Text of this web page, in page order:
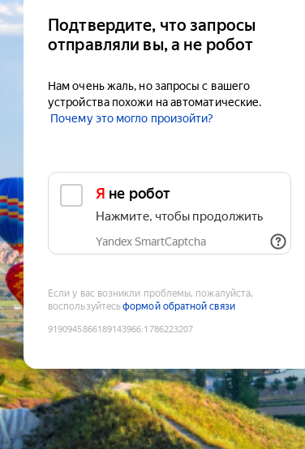
Подтвердите, что запросы
отправляли вы, а не робот
Нам очень жаль, но запросы с вашего
устройства похожи на автоматические.
Почему это могло произойти?
Я не робот
Нажмите, чтобы продолжить
Yandex SmartCaptcha
Если у вас возникли проблемы, пожалуйста,
воспользуйтесьформой обратной связи
9190945866189143966:1786223207